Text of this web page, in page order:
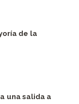
de la
una salida a